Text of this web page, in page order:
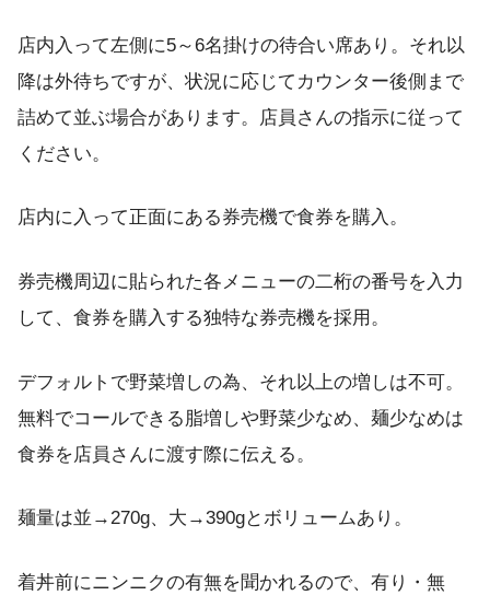
店内入って左側に5～6名掛けの待合い席あり。それ以
降は外待ちですが、状況に応じてカウンター後側まで
詰めて並ぶ場合があります。店員さんの指示に従って
ください。
店内に入って正面にある券売機で食券を購入。
券売機周辺に貼られた各メニューの二桁の番号を入力
して、食券を購入する独特な券売機を採用。
デフォルトで野菜増しの為、それ以上の増しは不可。
無料でコールできる脂増しや野菜少なめ、麺少なめは
食券を店員さんに渡す際に伝える。
麺量は並→270g、大→390gとボリュームあり。
着丼前にニンニクの有無を聞かれるので、有り・無